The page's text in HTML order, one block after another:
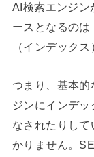
AI検索エンジン
ースとなるの
（インデック
つまり、基本
ジンにインデ
なされたりし
かりません。